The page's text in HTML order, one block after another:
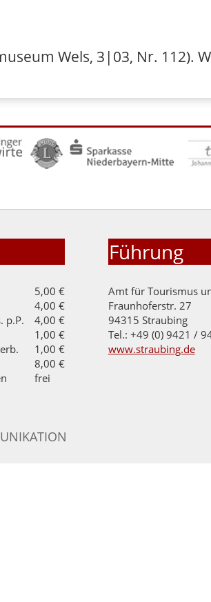
Wels, 3|03, Nr. 112).
p.P.
5,00 €
4,00 €
4,00 €
1,00 €
1,00 €
8,00 €
frei
Führung
Amt für Tourismus
Fraunhoferstr. 27
94315 Straubing
Tel.: +49 (0) 9421 /
www.straubing.de